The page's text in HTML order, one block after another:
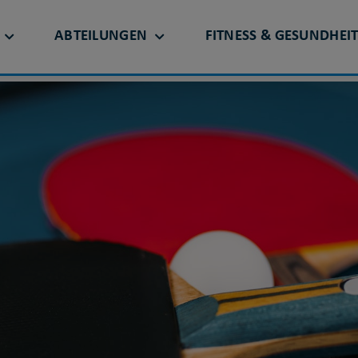
ABTEILUNGEN FITNESS & GESUNDHEIT